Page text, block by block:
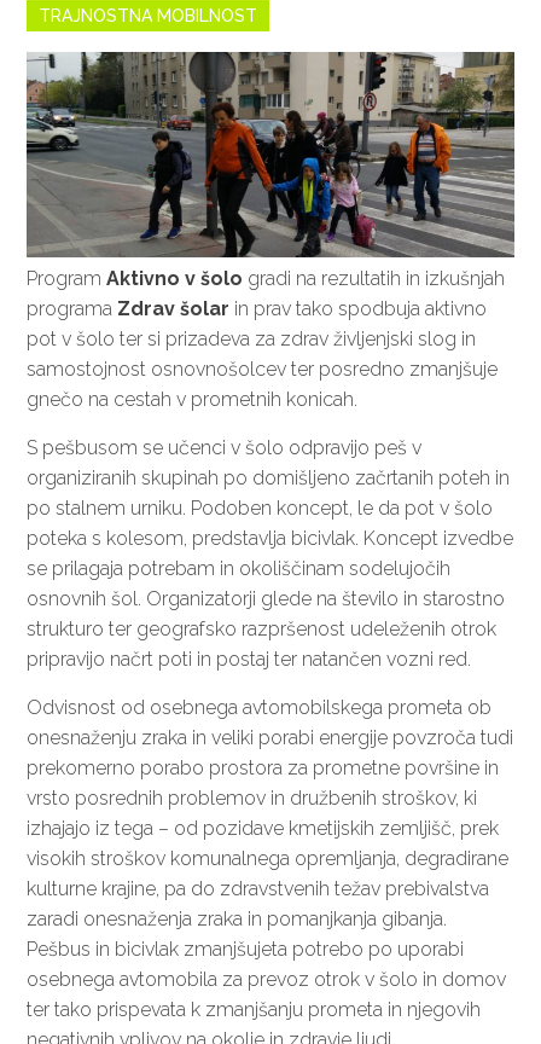
TRAJNOSTNA MOBILNOST
ProgramAktivno v šolo gradi na rezultatih in izkušnjah
programa Zdrav šolar in prav tako spodbuja aktivno
pot v šolo ter si prizadeva za zdrav življenjski slog in
samostojnost osnovnošolcev ter posredno zmanjšuje
gnečo na cestah v prometnih konicah.
S pešbusom se učenci v šolo odpravijo peš v
organiziranih skupinah po domišljeno začrtanih poteh in
po stalnem urniku. Podoben koncept, le da pot v šolo
poteka s kolesom, predstavlja bicivlak. Koncept izvedbe
se prilagaja potrebam in okoliščinam sodelujočih
osnovnih šol. Organizatorji glede na število in starostno
strukturo ter geografsko razpršenost udeleženih otrok
pripravijo načrt poti in postaj ter natančen vozni red.
Odvisnost od osebnega avtomobilskega prometa ob
onesnaženju zraka in veliki porabi energije povzroča tudi
prekomerno porabo prostora za prometne površine in
vrsto posrednih problemov in družbenih stroškov, ki
izhajajo iz tega – od pozidave kmetijskih zemljišč, prek
visokih stroškov komunalnega opremljanja, degradirane
kulturne krajine, pa do zdravstvenih težav prebivalstva
zaradi onesnaženja zraka in pomanjkanja gibanja.
Pešbus in bicivlak zmanjšujeta potrebo po uporabi
osebnega avtomobila za prevoz otrok v šolo in domov
ter tako prispevata k zmanjšanju prometa in njegovih